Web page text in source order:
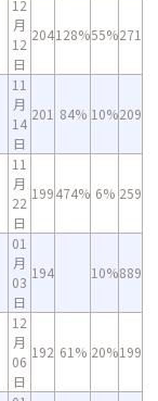
12
月
12
日
204128%55%271
11
月
14
日
201 84% 10%209
11
月
22
日
199474% 6% 259
01
月
03
日
194 10%889
12
月
06
日
192 61% 20%199